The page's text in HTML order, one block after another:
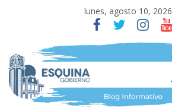
lunes, agosto 10, 2026